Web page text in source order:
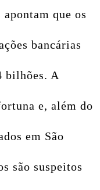
que os
bancárias
bilhões. A
e, além do
em São
são suspeitos